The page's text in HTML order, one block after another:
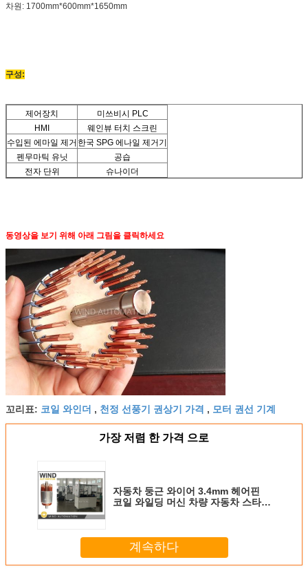
차원: 1700mm*600mm*1650mm
구성:
제어장치
미쓰비시 PLC
HMI
웨인뷰 터치 스크린
수입된 에마일 제거 한국 SPG 에나일 제거기
펜무마틱 유닛
공습
전자 단위
슈나이더
동영상을 보기 위해 아래 그림을 클릭하세요
꼬리표: 코일 와인더 , 천정 선풍기 권상기 가격 , 모터 권선 기계
가장 저렴 한 가격 으로
자동차 둥근 와이어 3.4mm 헤어핀
코일 와일딩 머신 차량 자동차 스타터
계속하다